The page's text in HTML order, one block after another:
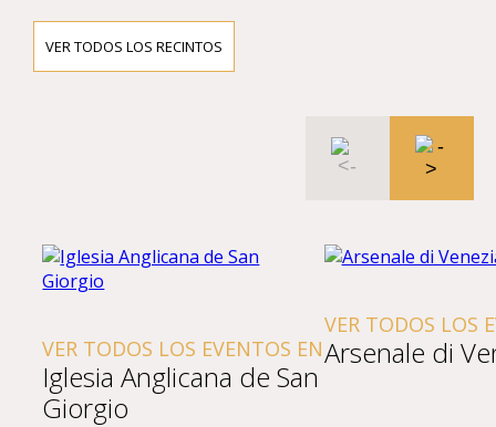
VER TODOS LOS RECINTOS
VER TODOS LOS EVENTOS EN
Iglesia Anglicana de San
Giorgio
VER TODOS LOS
Arsenale di